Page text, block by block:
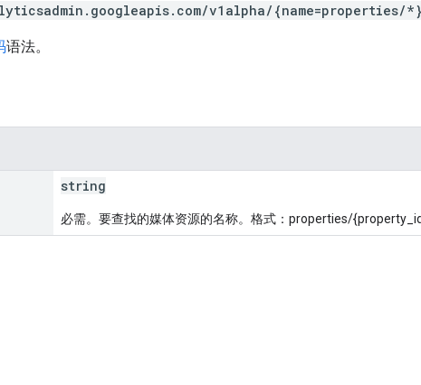
v1alpha/{name=properties/*}
语法。
string
必需。要查找的媒体资源的名称。格式：properties/